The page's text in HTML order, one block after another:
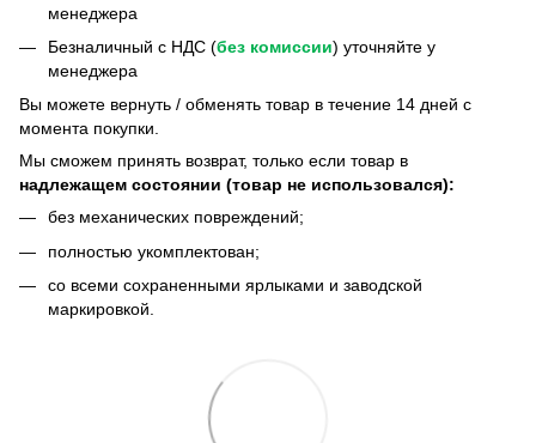
менеджера
Безналичный с НДС (без комиссии) уточняйте у
менеджера
Bы можете вернуть / обменять товар в течение 14 дней с
момента покупки.
Мы сможем принять возврат, только если товар в
надлежащем состоянии (товар не использовался):
без механических повреждений;
полностью укомплектован;
со всеми сохраненными ярлыками и заводской
маркировкой.